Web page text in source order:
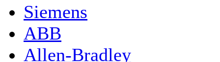
Siemens
ABB
Allen-Bradley